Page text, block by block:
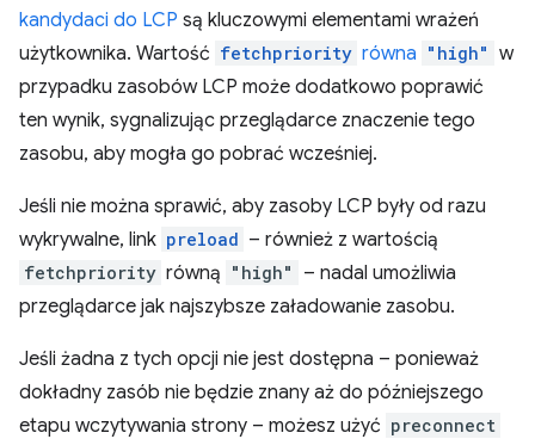
kandydaci do LCP są kluczowymi elementami wrażeń
użytkownika. Wartość fetchpriority równa "high" w
przypadku zasobów LCP może dodatkowo poprawić
ten wynik, sygnalizując przeglądarce znaczenie tego
zasobu, aby mogła go pobrać wcześniej.
Jeśli nie można sprawić, aby zasoby LCP były od razu
wykrywalne, link preload – również z wartością
fetchpriority równą "high"
– nadal umożliwia
przeglądarce jak najszybsze załadowanie zasobu.
Jeśli żadna z tych opcji nie jest dostępna – ponieważ
dokładny zasób nie będzie znany aż do późniejszego
etapu wczytywania strony – możesz użyć preconnect